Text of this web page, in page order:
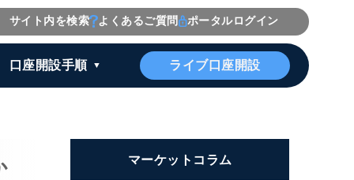
サイト内を検索 よくあるご質問 ポータルログイン
口座開設手順 ライブ口座開設
マーケットコラム